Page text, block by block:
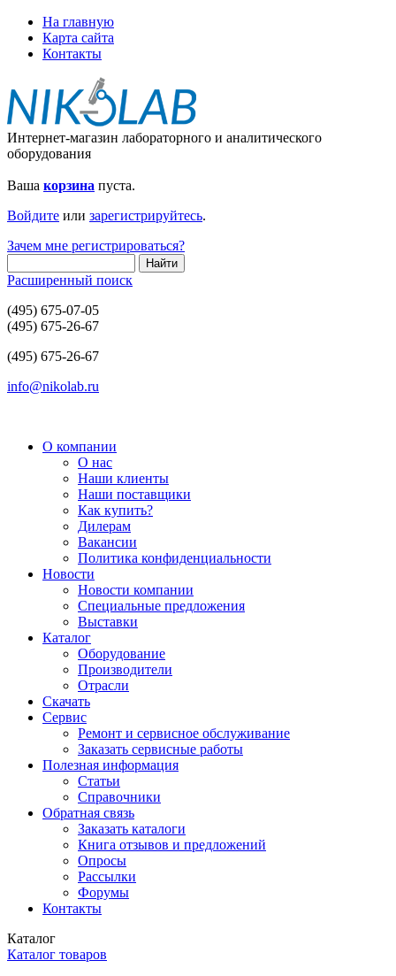
На главную
Карта сайта
Контакты
Интернет-магазин лабораторного и аналитического
оборудования
Ваша корзина пуста.
Войдите или зарегистрируйтесь.
Зачем мне регистрироваться?
Расширенный поиск
(495) 675-07-05
(495) 675-26-67
(495) 675-26-67
info@nikolab.ru
О компании
О нас
Наши клиенты
Наши поставщики
Как купить?
Дилерам
Вакансии
Политика конфиденциальности
Новости
Новости компании
Специальные предложения
Выставки
Каталог
Оборудование
Производители
Отрасли
Скачать
Сервис
Ремонт и сервисное обслуживание
Заказать сервисные работы
Полезная информация
Статьи
Справочники
Обратная связь
Заказать каталоги
Книга отзывов и предложений
Опросы
Рассылки
Форумы
Контакты
Каталог
Каталог товаров